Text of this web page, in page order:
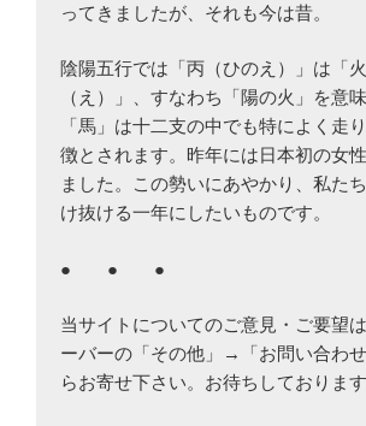
ってきましたが、それも今は昔。
陰陽五行では「丙（ひのえ）」は「
（え）」、すなわち「陽の火」を意
「馬」は十二支の中でも特によく走
徴とされます。昨年には日本初の女
ました。この勢いにあやかり、私た
け抜ける一年にしたいものです。
● ● ●
当サイトについてのご意見・ご要望
ーバーの「その他」→「お問い合わ
らお寄せ下さい。お待ちしております